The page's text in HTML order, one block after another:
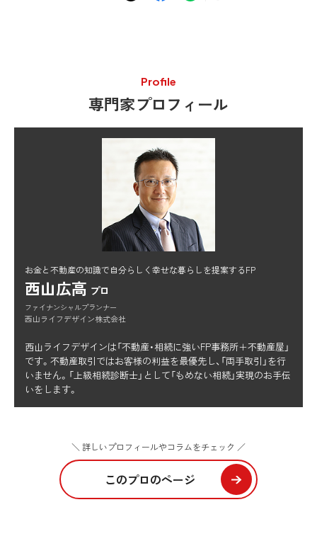
Profile
専門家プロフィール
お金と不動産の知識で自分らしく幸せな暮らしを提案するFP
西山広高 プロ
ファイナンシャルプランナー
西山ライフデザイン株式会社
西山ライフデザインは「不動産・相続に強いFP事務所＋不動産屋」
です。不動産取引ではお客様の利益を最優先し、「両手取引」を行
いません。「上級相続診断士」として「もめない相続」実現のお手伝
いをします。
＼ 詳しいプロフィールやコラムをチェック ／
このプロのページ